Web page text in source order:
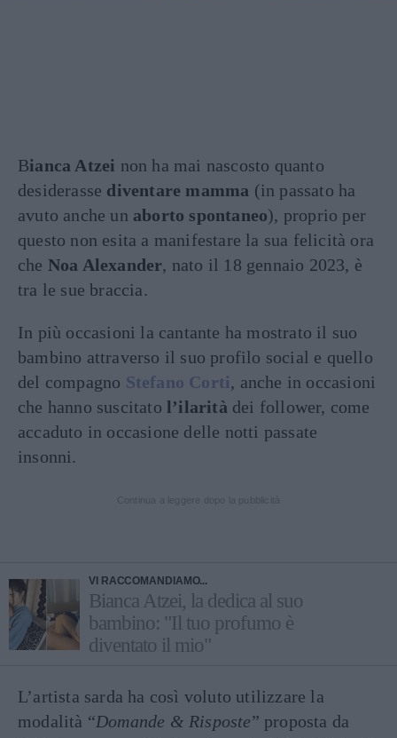
Bianca Atzei non ha mai nascosto quanto
desiderasse diventare mamma (in passato ha
avuto anche un aborto spontaneo), proprio per
questo non esita a manifestare la sua felicità ora
che Noa Alexander, nato il 18 gennaio 2023, è
tra le sue braccia.
In più occasioni la cantante ha mostrato il suo
bambino attraverso il suo profilo social e quello
del compagno Stefano Corti, anche in occasioni
che hanno suscitato l’ilarità dei follower, come
accaduto in occasione delle notti passate
insonni.
VI RACCOMANDIAMO...
Bianca Atzei, la dedica al suo
bambino: "Il tuo profumo è
diventato il mio"
L’artista sarda ha così voluto utilizzare la
modalità “Domande & Risposte” proposta da